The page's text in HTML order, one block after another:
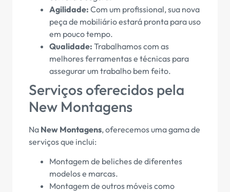
Agilidade: Com um profissional, sua nova
peça de mobiliário estará pronta para uso
em pouco tempo.
Qualidade: Trabalhamos com as
melhores ferramentas e técnicas para
assegurar um trabalho bem feito.
Serviços oferecidos pela
New Montagens
Na New Montagens, oferecemos uma gama de
serviços que inclui:
Montagem de beliches de diferentes
modelos e marcas.
Montagem de outros móveis como